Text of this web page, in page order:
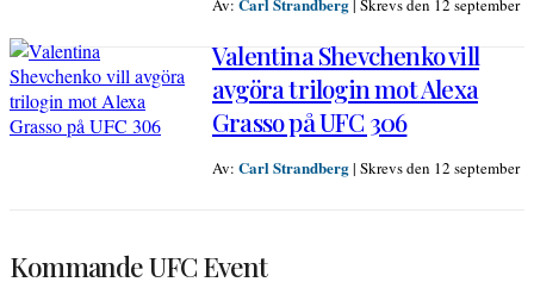
Av: Skrevs den 12 september
Valentina Shevchenko vill
avgöra trilogin mot Alexa
Grasso på UFC 306
Av: Carl Strandberg| Skrevs den 12 september
Kommande UFC Event